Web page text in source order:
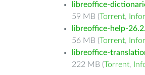
libreoffice-
59 MB (Torrent,
libreoffice-help-
56 MB (Torrent,
libreoffice-
222 MB (Torrent,